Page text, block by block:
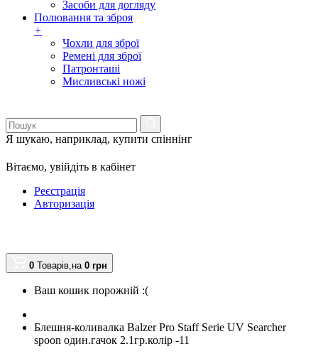
Засоби для догляду
Полювання та зброя
+
Чохли для зброї
Ремені для зброї
Патронташі
Мисливські ножі
Я шукаю, наприклад, купити спіннінг
Вітаємо, увійдіть в кабінет
Реєстрація
Авторизація
0 Товарів,на 0 грн
Ваш кошик порожній :(
Блешня-коливалка Balzer Pro Staff Serie UV Searcher
spoon один.гачок 2.1гр.колір -11